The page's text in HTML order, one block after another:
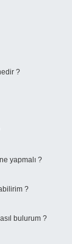
?
yapmalı ?
?
bulurum ?